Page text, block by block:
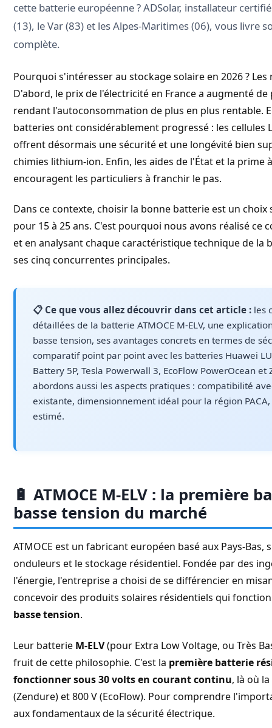
cette batterie européenne ? ADSolar, installateur
(13), le Var (83) et les Alpes-Maritimes (06), vous livre
complète.
Pourquoi s'intéresser au stockage solaire en 2026 ?
D'abord, le prix de l'électricité en France a augmenté de
rendant l'autoconsommation de plus en plus rentable.
batteries ont considérablement progressé : les cellules
offrent désormais une sécurité et une longévité bien
chimies lithium-ion. Enfin, les aides de l'État et la prime
encouragent les particuliers à franchir le pas.
Dans ce contexte, choisir la bonne batterie est un
pour 15 à 25 ans. C'est pourquoi nous avons réalisé
et en analysant chaque caractéristique technique de la
ses cinq concurrentes principales.
📋 Ce que vous allez découvrir dans cet article : les
détaillées de la batterie ATMOCE M-ELV, une
basse tension, ses avantages concrets en termes de
comparatif point par point avec les batteries Huawei
Battery 5P, Tesla Powerwall 3, EcoFlow PowerOcean
abordons aussi les aspects pratiques : compatibilité
existante, dimensionnement idéal pour la région
estimé.
🔋 ATMOCE M-ELV : la première
basse tension du marché
ATMOCE est un fabricant européen basé aux Pays-Bas,
onduleurs et le stockage résidentiel. Fondée par des
l'énergie, l'entreprise a choisi de se différencier en
concevoir des produits solaires résidentiels qui
basse tension.
Leur batterie M-ELV(pour Extra Low Voltage, ou Très
fruit de cette philosophie. C'est la première batterie
fonctionner sous 30 volts en courant continu, là où
(Zendure) et 800 V (EcoFlow). Pour comprendre
aux fondamentaux de la sécurité électrique.